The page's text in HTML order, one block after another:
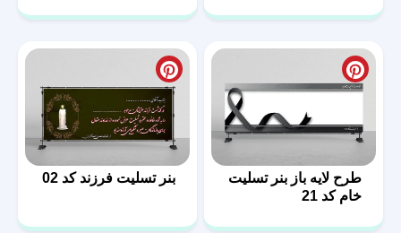
طرح لایه باز بنر تسلیت
خام کد 21
بنر تسلیت فرزند کد 02